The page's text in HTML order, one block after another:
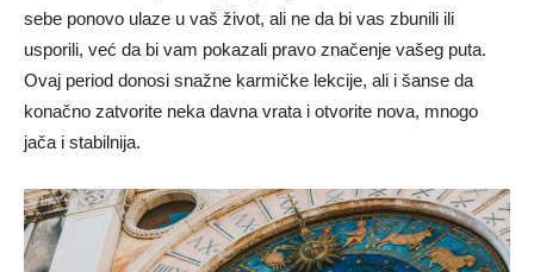
sebe ponovo ulaze u vaš život, ali ne da bi vas zbunili ili
usporili, već da bi vam pokazali pravo značenje vašeg puta.
Ovaj period donosi snažne karmičke lekcije, ali i šanse da
konačno zatvorite neka davna vrata i otvorite nova, mnogo
jača i stabilnija.